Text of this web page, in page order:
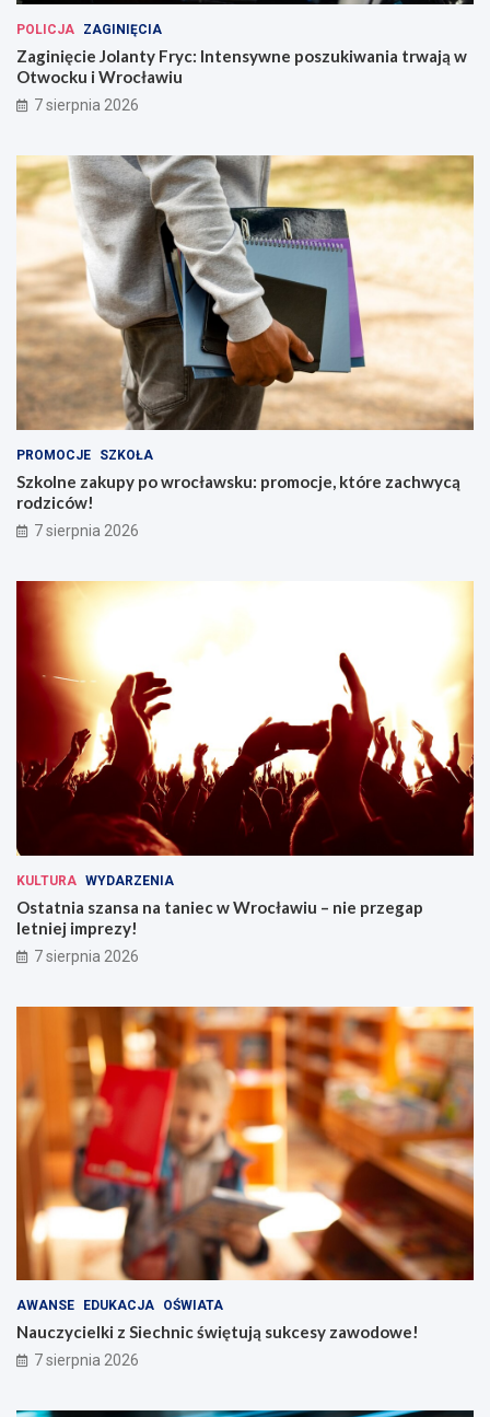
POLICJA ZAGINIĘCIA
Zaginięcie Jolanty Fryc: Intensywne poszukiwania trwają w
Otwocku i Wrocławiu
7 sierpnia 2026
PROMOCJE SZKOŁA
Szkolne zakupy po wrocławsku: promocje, które zachwycą
rodziców!
7 sierpnia 2026
KULTURA WYDARZENIA
Ostatnia szansa na taniec w Wrocławiu – nie przegap
letniej imprezy!
7 sierpnia 2026
AWANSE EDUKACJA OŚWIATA
Nauczycielki z Siechnic świętują sukcesy zawodowe!
7 sierpnia 2026